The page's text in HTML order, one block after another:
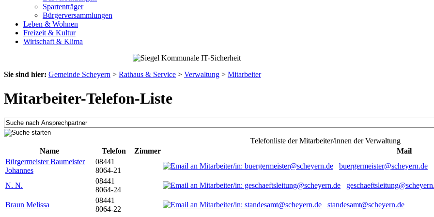
Spartenträger
Bürgerversammlungen
Leben & Wohnen
Freizeit & Kultur
Wirtschaft & Klima
Sie sind hier: Gemeinde Scheyern > Rathaus & Service > Verwaltung > Mitarbeiter
Mitarbeiter-Telefon-Liste
Telefonliste der Mitarbeiter/innen der Verwaltung
Name
Telefon Zimmer
Mail
Bürgermeister Baumeister
Johannes
08441
8064-21
buergermeister@scheyern.de
N. N.
08441
8064-24
Braun Melissa
08441
8064-22
standesamt@scheyern.de